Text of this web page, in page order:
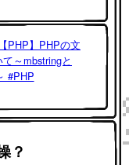
PHP】PHPの文
～mbstringと
#PHP
？